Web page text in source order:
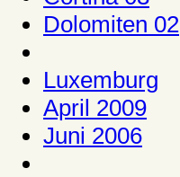
Dolomiten 02
Luxemburg
April 2009
Juni 2006